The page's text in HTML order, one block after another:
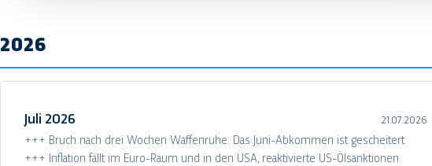
2026
Juli 2026 21.07.2026
+++ Bruch nach drei Wochen Waffenruhe: Das Juni-Abkommen ist gescheitert
+++ Inflation fällt im Euro-Raum und in den USA, reaktivierte US-Ölsanktionen